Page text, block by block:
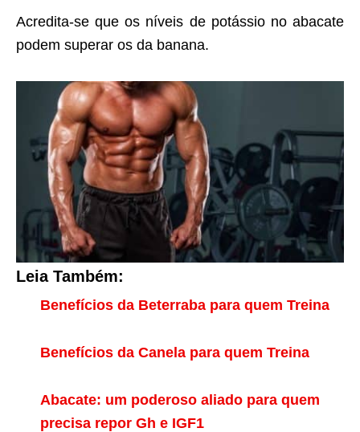
Acredita-se que os níveis de potássio no abacate
podem superar os da banana.
Leia Também:
Benefícios da Beterraba para quem Treina
Benefícios da Canela para quem Treina
Abacate: um poderoso aliado para quem
precisa repor Gh e IGF1